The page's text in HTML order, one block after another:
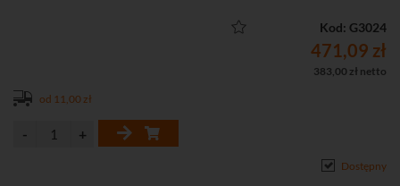
• Cyfrowa kompensacja temperatury zapewniająca poprawną
• Możliwość pracy w niekorzystnych warunkach atmosferycznych
• Wysoka odporność na fałszywe alarmy, dzięki zastosowaniu
algorytmu autoadaptacji
• Ochrona obszaru pod czujką
Kod: G3024
471,09 zł
383,00 zł netto
od 11,00 zł
Dostępny